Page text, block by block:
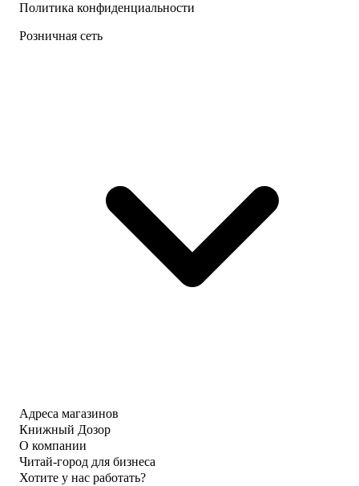
Политика конфиденциальности
Розничная сеть
Адреса магазинов
Книжный Дозор
О компании
Читай-город для бизнеса
Хотите у нас работать?